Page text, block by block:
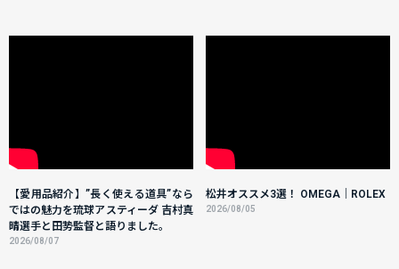
【愛用品紹介】”長く使える道具”なら
ではの魅力を琉球アスティーダ 吉村真
晴選手と田㔟監督と語りました。
2026/08/07
松井オススメ3選！ OMEGA｜ROLEX
2026/08/05